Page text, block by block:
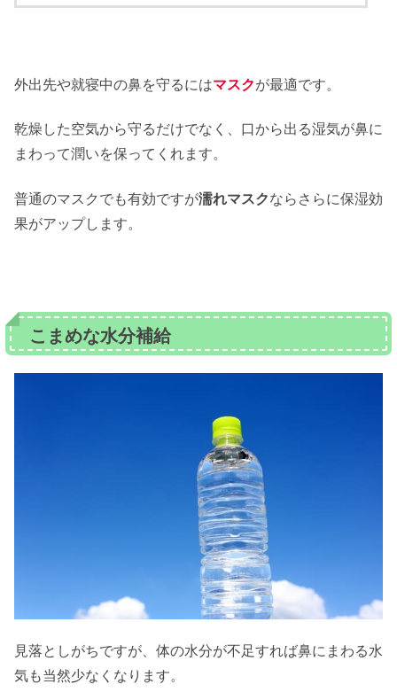
外出先や就寝中の鼻を守るにはマスクが最適です。
乾燥した空気から守るだけでなく、口から出る湿気が鼻に
まわって潤いを保ってくれます。
普通のマスクでも有効ですが濡れマスクならさらに保湿効
果がアップします。
こまめな水分補給
見落としがちですが、体の水分が不足すれば鼻にまわる水
気も当然少なくなります。